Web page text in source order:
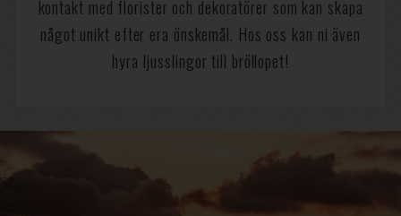
kontakt med florister och dekoratörer som kan skapa
något unikt efter era önskemål. Hos oss kan ni även
hyra ljusslingor till bröllopet!